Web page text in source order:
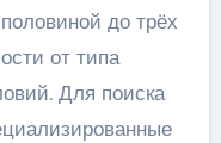
до трёх
от типа
Для поиска